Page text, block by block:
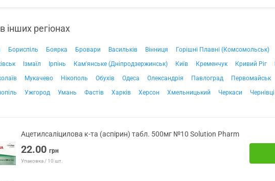
інших регіонах
Бориспіль Боярка Бровари Васильків Вінниця Горішні Плавні (Комсомольськ)
Ізмаїл Ірпінь Кам'янське (Дніпродзержинськ) Київ Кременчук Кривий Ріг
Мукачево Нікополь Обухів Одеса Олександрія Павлоград Первомайськ
Ужгород Умань Фастів Харків Херсон Хмельницький Черкаси Чернівці
Ацетилсаліцилова к-та (аспірин) табл. 500мг №10 Solution Pharm
22.00 грн
Упаковка / 10 шт.